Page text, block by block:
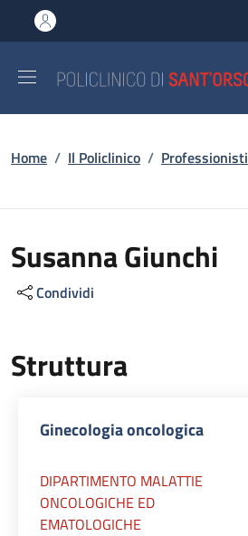
al contenuto principale
to footer content
Briciole di pane
Home / Il Policlinico / Professionisti
Susanna Giunchi
Condividi
Struttura
Ginecologia oncologica
DIPARTIMENTO MALATTIE
ONCOLOGICHE ED
EMATOLOGICHE